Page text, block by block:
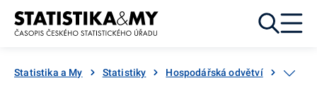
Přejít k obsahu
Statistika a My Statistiky Hospodářská odvětví